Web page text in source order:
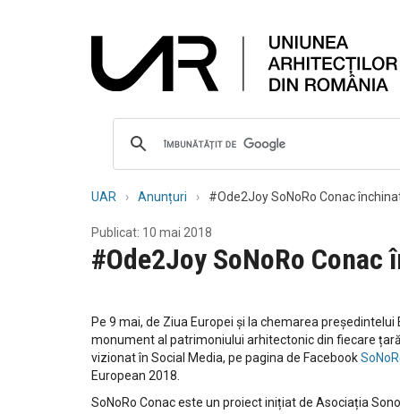
UAR Anunțuri #Ode2Joy SoNoRo Conac
Publicat: 10 mai 2018
#Ode2Joy SoNoRo
Pe 9 mai, de Ziua Europei și la chemarea
monument al patrimoniului arhitectonic din fiecare
vizionat în Social Media, pe pagina de Facebook
European 2018.
SoNoRo Conac este un proiect inițiat de Asociația